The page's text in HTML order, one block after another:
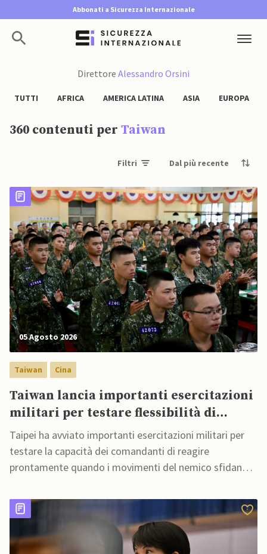
Abbonati a Sicurezza Internazionale
Direttore Alessandro Orsini
TUTTI AFRICA AMERICA LATINA ASIA EUROPA
360 contenuti per Taiwan
Filtri
05 Agosto 2026
Taiwan Cina
Taiwan lancia importanti esercitazioni
militari per testare flessibilità di
comando
Taipei ha avviato importanti esercitazioni militari per
testare la capacità dei comandanti di reagire
prontamente quando i movimenti del nemico sfidano